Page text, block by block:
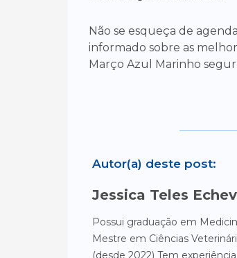
Não se esqueça de
informado sobre as
Março Azul Marinho
Autor(a) deste post:
Jessica Teles
Possui graduação em
Mestre em Ciências
(desde 2022) Tem